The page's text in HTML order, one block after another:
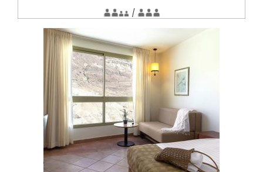
מתאים
ל:
2
ילדים
/ 3